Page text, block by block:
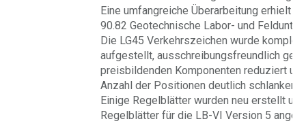
Eine umfangreiche Überarbeitung erhielt
90.82 Geotechnische Labor- und
Die LG45 Verkehrszeichen wurde
aufgestellt, ausschreibungsfreundlich
preisbildenden Komponenten reduziert
Anzahl der Positionen deutlich schlanker
Einige Regelblätter wurden neu erstellt
Regelblätter für die LB-VI Version 5